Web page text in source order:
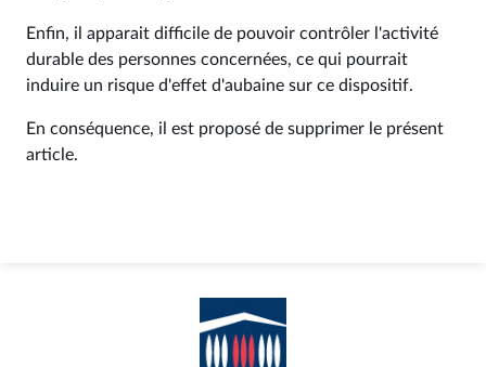
Enfin, il apparait difficile de pouvoir contrôler l'activité
durable des personnes concernées, ce qui pourrait
induire un risque d'effet d'aubaine sur ce dispositif.
En conséquence, il est proposé de supprimer le présent
article.